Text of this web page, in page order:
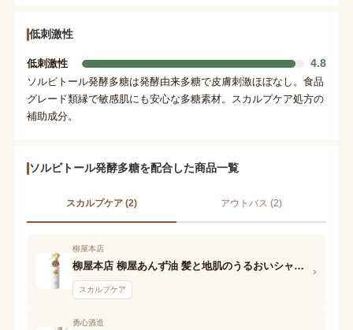
低刺激性
低刺激性 4.8
ソルビトール発酵多糖は発酵由来多糖で皮膚刺激ほぼなし。食品
グレード類縁で敏感肌にも安心な多糖素材。スカルプケア処方の
補助成分。
ソルビトール発酵多糖を配合した商品一覧
スカルプケア (2) アウトバス (2)
柳屋本店
柳屋本店 柳屋あんず油 髪と地肌のうるおいシャワー
スカルプケア
›
勇心酒造